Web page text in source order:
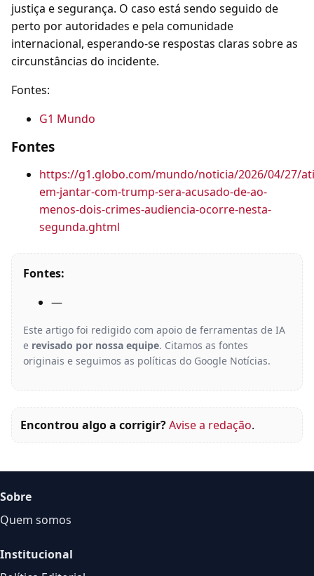
justiça e segurança. O caso está sendo seguido de
perto por autoridades e pela comunidade
internacional, esperando-se respostas claras sobre as
circunstâncias do incidente.
Fontes:
G1 Mundo
Fontes
https://g1.globo.com/mundo/noticia/2026/04/27/
em-jantar-com-trump-sera-acusado-de-ao-
menos-dois-crimes-audiencia-ocorre-nesta-
segunda.ghtml
Fontes:
—
Este artigo foi redigido com apoio de ferramentas de IA
e revisado por nossa equipe. Citamos as fontes
originais e seguimos as políticas do Google Notícias.
Encontrou algo a corrigir?Avise a redação.
Sobre
Quem somos
Institucional